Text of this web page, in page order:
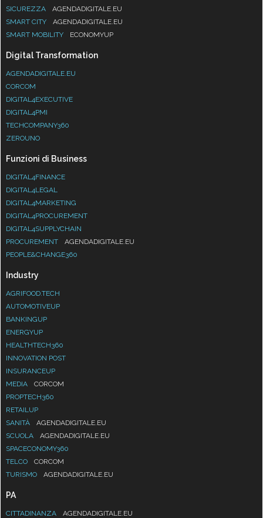
SICUREZZA
AGENDADIGITALE.EU
SMART CITY
AGENDADIGITALE.EU
SMART MOBILITY
ECONOMYUP
Digital Transformation
AGENDADIGITALE.EU
CORCOM
DIGITAL4EXECUTIVE
DIGITAL4PMI
TECHCOMPANY360
ZEROUNO
Funzioni di Business
DIGITAL4FINANCE
DIGITAL4LEGAL
DIGITAL4MARKETING
DIGITAL4PROCUREMENT
DIGITAL4SUPPLYCHAIN
PROCUREMENT
AGENDADIGITALE.EU
PEOPLE&CHANGE360
Industry
AGRIFOOD.TECH
AUTOMOTIVEUP
BANKINGUP
ENERGYUP
HEALTHTECH360
INNOVATION POST
INSURANCEUP
MEDIA
CORCOM
PROPTECH360
RETAILUP
SANITÀ
AGENDADIGITALE.EU
SCUOLA
AGENDADIGITALE.EU
SPACECONOMY360
TELCO
CORCOM
TURISMO
AGENDADIGITALE.EU
PA
CITTADINANZA
AGENDADIGITALE.EU